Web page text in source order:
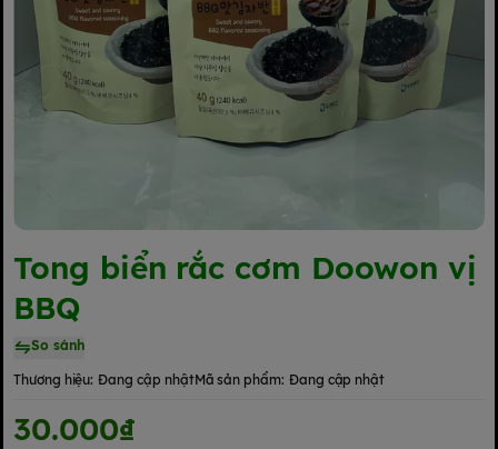
Tong biển rắc cơm Doowon vị
BBQ
So sánh
Thương hiệu: Đang cập nhậtMã sản phẩm: Đang cập nhật
30.000₫